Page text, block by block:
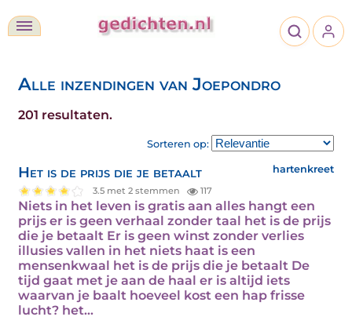
Alle inzendingen van Joepondro
201 resultaten.
Sorteren op:
Het is de prijs die je betaalt hartenkreet
3.5 met 2 stemmen 117
Niets in het leven is gratis aan alles hangt een
prijs er is geen verhaal zonder taal het is de prijs
die je betaalt Er is geen winst zonder verlies
illusies vallen in het niets haat is een
mensenkwaal het is de prijs die je betaalt De
tijd gaat met je aan de haal er is altijd iets
waarvan je baalt hoeveel kost een hap frisse
lucht? het…